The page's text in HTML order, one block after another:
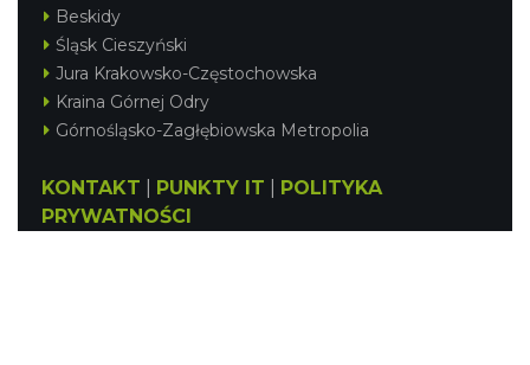
Beskidy
Śląsk Cieszyński
Jura Krakowsko-Częstochowska
Kraina Górnej Odry
Górnośląsko-Zagłębiowska Metropolia
KONTAKT PUNKTY IT
POLITYKA
PRYWATNOŚCI